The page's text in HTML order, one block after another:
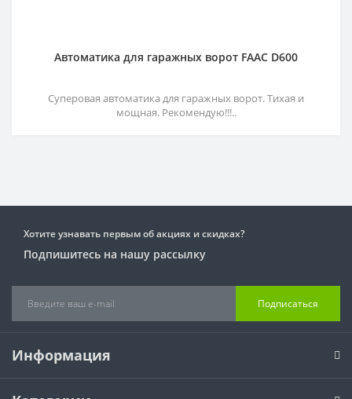
Автоматика для гаражных ворот FAAC D600
Суперовая автоматика для гаражных ворот. Тихая и
мощная. Рекомендую!!!..
Хотите узнавать первым об акциях и скидках?
Подпишитесь на нашу рассылку
Подписаться
Информация